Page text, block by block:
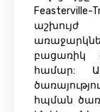
բացառիկ
համար:
հպման